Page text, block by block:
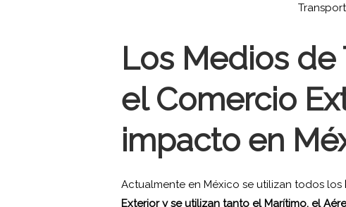
Los Medios de
el Comercio
impacto en
Actualmente en México se utilizan todos los
Exterior y se utilizan tanto el Marítimo, el